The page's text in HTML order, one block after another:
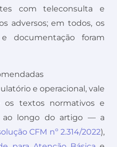
com teleconsulta e
adversos; em todos, os
documentação foram
e operacional, vale
os textos normativos e
ao longo do artigo — a
CFM nº 2.314/2022),